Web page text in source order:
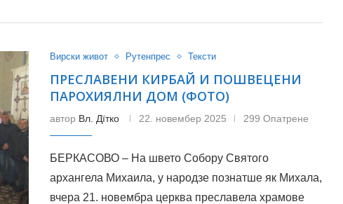
Вирски живот Рутенпрес Тексти
ПРЕСЛАВЕНИ КИРБАЙ И ПОШВЕЦЕНИ
ПАРОХИЯЛНИ ДОМ (ФОТО)
автор Вл. Дїтко 22. новембер 2025 299 Опатрене
БЕРКАСОВО – На швето Собору Святого
архангела Михаила, у народзе познатше як Михала,
вчера 21. новембра церква преславела храмове